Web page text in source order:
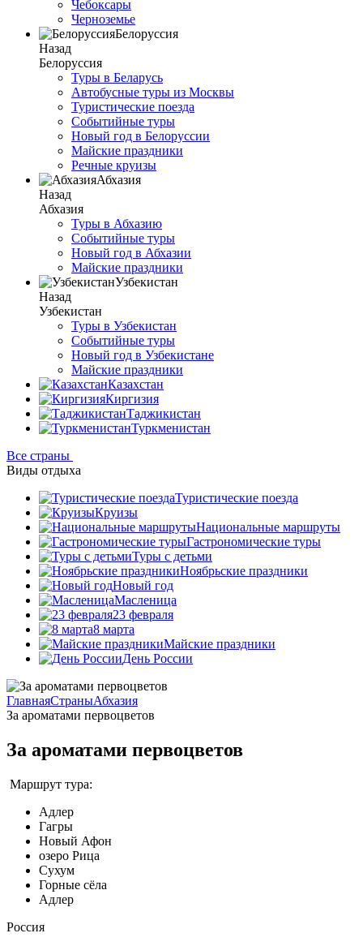
Чебоксары
Черноземье
Белоруссия
Назад
Белоруссия
Туры в Беларусь
Автобусные туры из Москвы
Туристические поезда
Событийные туры
Новый год в Белоруссии
Майские праздники
Речные круизы
Абхазия
Назад
Абхазия
Туры в Абхазию
Событийные туры
Новый год в Абхазии
Майские праздники
Узбекистан
Назад
Узбекистан
Туры в Узбекистан
Событийные туры
Новый год в Узбекистане
Майские праздники
Казахстан
Киргизия
Таджикистан
Туркменистан
Все страны
Виды отдыха
Туристические поезда
Круизы
Национальные маршруты
Гастрономические туры
Туры с детьми
Ноябрьские праздники
Новый год
Масленица
23 февраля
8 марта
Майские праздники
День России
ГлавнаяСтраныАбхазия
За ароматами первоцветов
За ароматами первоцветов
Маршрут тура:
Адлер
Гагры
Новый Афон
озеро Рица
Сухум
Горные сёла
Адлер
Россия